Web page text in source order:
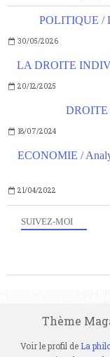
SUIVEZ-MOI
POLITIQUE /
30/05/2026
LA DROITE
20/12/2025
DROITE
18/07/2024
ECONOMIE /
21/04/2022
Thème
Voir le profil de La